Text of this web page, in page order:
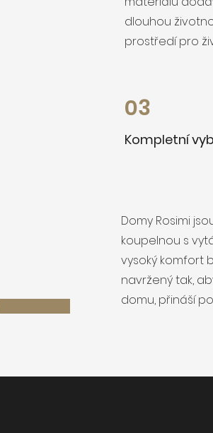
dlouhou
prostředí pro
03
Kompletní
Domy Rosimi
koupelnou s
vysoký komfort
navržený tak,
domu, přináší